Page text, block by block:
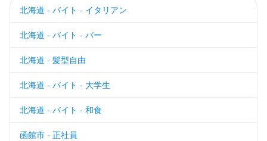
北海道 - バイト - イタリアン
北海道 - バイト - バー
北海道 - 髪型自由
北海道 - バイト - 大学生
北海道 - バイト - 和食
函館市 - 正社員